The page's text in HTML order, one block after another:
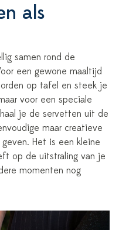
als
samen rond de
een gewone maaltijd
op tafel en steek je
voor een speciale
je de servetten uit de
maar creatieve
Het is een kleine
op de uitstraling van je
momenten nog